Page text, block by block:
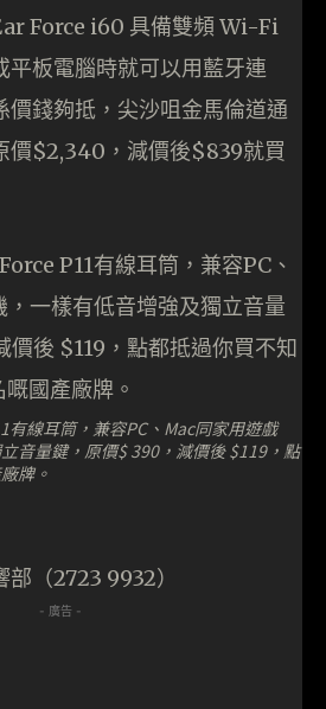
Force i60 具備雙頻 Wi-Fi
平板電腦時就可以用藍牙連
價錢夠抵，尖沙咀金馬倫道通
價$2,340，減價後$839就買
有線耳筒，兼容PC、Mac同家用遊戲
音量鍵，原價$ 390，減價後 $119，點
牌。
（2723 9932）
- 廣告 -